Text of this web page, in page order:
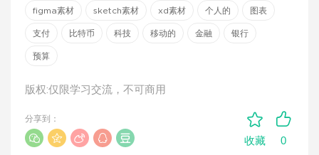
figma素材 sketch素材 xd素材 个人的 图表
支付 比特币 科技 移动的 金融 银行
预算
版权:仅限学习交流，不可商用
收藏 0
分享到：